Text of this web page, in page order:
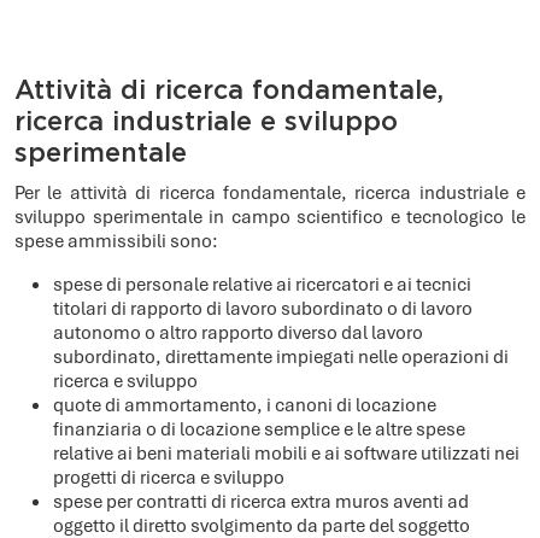
Attività di ricerca fondamentale,
ricerca industriale e sviluppo
sperimentale
Per le attività di ricerca fondamentale, ricerca industriale e
sviluppo sperimentale in campo scientifico e tecnologico le
spese ammissibili sono:
spese di personale relative ai ricercatori e ai tecnici
titolari di rapporto di lavoro subordinato o di lavoro
autonomo o altro rapporto diverso dal lavoro
subordinato, direttamente impiegati nelle operazioni di
ricerca e sviluppo
quote di ammortamento, i canoni di locazione
finanziaria o di locazione semplice e le altre spese
relative ai beni materiali mobili e ai software utilizzati nei
progetti di ricerca e sviluppo
spese per contratti di ricerca extra muros aventi ad
oggetto il diretto svolgimento da parte del soggetto